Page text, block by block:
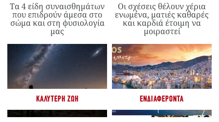
Τα 4 είδη συναισθημάτων
που επιδρούν άμεσα στο
σώμα και στη φυσιολογία
μας
Οι σχέσεις θέλουν χέρια
ενωμένα, ματιές καθαρές
και καρδιά έτοιμη να
μοιραστεί
ΚΑΛΎΤΕΡΗ ΖΩΉ ΕΝΔΙΑΦΈΡΟΝΤΑ